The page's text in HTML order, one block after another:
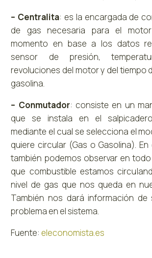
– Centralita: es la encargada de
de gas necesaria para el
momento en base a los datos
sensor de presión,
revoluciones del motor y del tiempo
gasolina.
– Conmutador: consiste en un
que se instala en el
mediante el cual se selecciona el
quiere circular (Gas o Gasolina).
también podemos observar en
que combustible estamos
nivel de gas que nos queda en
También nos dará información de
problema en el sistema.
Fuente: eleconomista.es